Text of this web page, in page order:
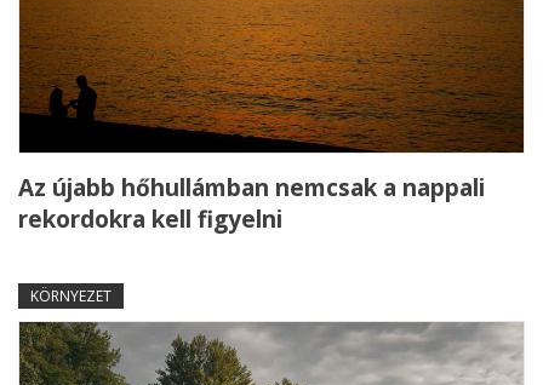
Az újabb hőhullámban nemcsak a nappali
rekordokra kell figyelni
KÖRNYEZET